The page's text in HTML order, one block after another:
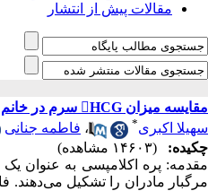
مقالات پیش از انتشار
مقایسه میزان HCG سرم در خانم های باردار مبتلا به پره اکلامپسی نسبت به خانمهای باردار با فشار خون طبیعی
سهیلا اکبری* ، فاطمه جنانی
چکیده:
(۱۴۶۰۳ مشاهده)
مقدمه: پره اکلامپسی به عنوان یک
مرگبار مادران را تشکیل